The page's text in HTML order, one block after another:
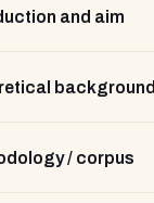
and aim
background
/ corpus